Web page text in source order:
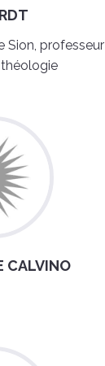
Sion, professeur
CALVINO